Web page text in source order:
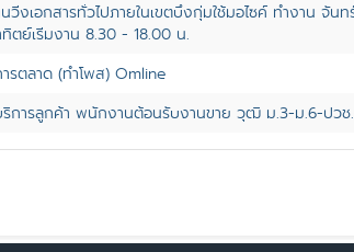
งเอกสารทั่วไปภายในเขตบึงกุ่มใช้มอไซค์ ทำงาน จันท
ตย์เริ่มงาน 8.30 - 18.00 น.
รตลาด (ทำโพส) Omline
ริการลูกค้า พนักงานต้อนรับงานขาย วุฒิ ม.3-ม.6-ปวช